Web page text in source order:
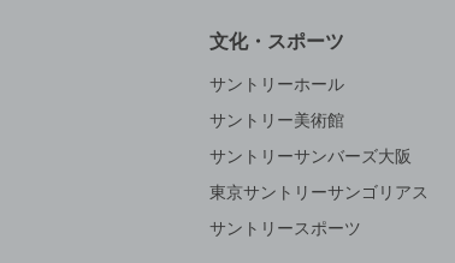
文化・スポーツ
サントリーホール
サントリー美術館
サントリーサンバーズ大阪
東京サントリーサンゴリアス
サントリースポーツ